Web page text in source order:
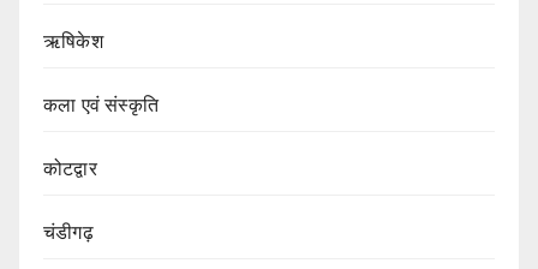
ऋषिकेश
कला एवं संस्कृति
कोटद्वार
चंडीगढ़